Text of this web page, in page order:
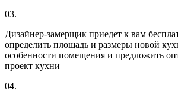
03.
Дизайнер-замерщик приедет к вам
определить площадь и размеры новой
особенности помещения и предложить
проект кухни
04.